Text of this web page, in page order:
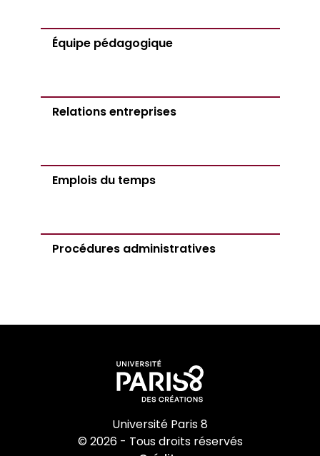
Équipe pédagogique
Relations entreprises
Emplois du temps
Procédures administratives
Université Paris 8
© 2026 - Tous droits réservés